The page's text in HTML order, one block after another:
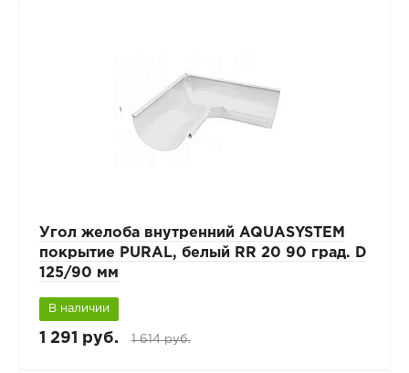
Угол желоба внутренний AQUASYSTEM
покрытие PURAL, белый RR 20 90 град. D
125/90 мм
В наличии
1 291 руб. 1 614 руб.